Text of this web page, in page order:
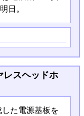
日。
レスヘッドホ
た電源基板を